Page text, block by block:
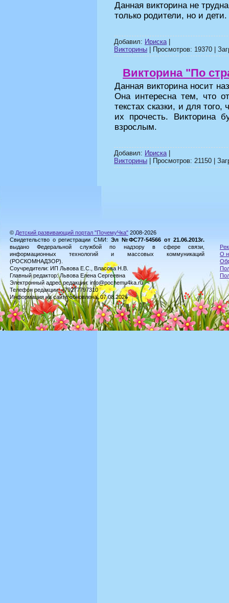
Данная викторина не
только родители, но и дети.
Добавил: Ириска|
Викторины | Просмотров: 19370 |
Викторина "По
Данная викторина носит
Она интересна тем, что
текстах сказки, и для
их прочесть. Викторина
взрослым.
Добавил: Ириска|
Викторины | Просмотров: 21150 |
© Детский развивающий портал "ПочемуЧка" 2008-2026
Свидетельство о регистрации СМИ: Эл №ФС77-54566 от 21.06.2013г.
выдано Федеральной службой по надзору в сфере связи,
информационных технологий и массовых коммуникаций
(РОСКОМНАДЗОР).
Соучредители: ИП Львова Е.С., Власова Н.В.
Главный редактор: Львова Елена Сергеевна
Электронный адрес редакции: info@pochemu4ka.ru
Телефон редакции: +79277797310
Информация на сайте обновлена: 07.08.2026
О